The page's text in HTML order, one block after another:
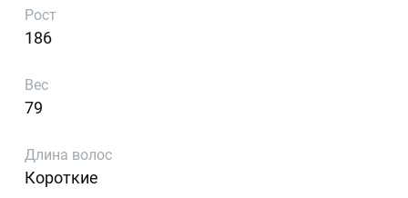
Рост
186
Вес
79
Длина волос
Короткие